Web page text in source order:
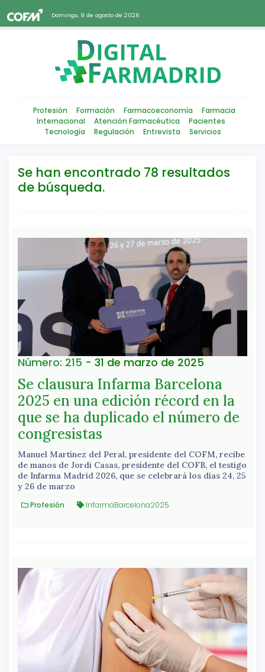
Domingo, 9 de agosto de 2026
Profesión Formación Farmacoeconomía
Farmacia
Internacional
Atención Farmacéutica
Pacientes
Tecnología
Regulación Entrevista Servicios
Se han encontrado 78 resultados
de búsqueda.
Número: 215 - 31 de marzo de 2025
Se clausura Infarma Barcelona
2025 en una edición récord en la
que se ha duplicado el número de
congresistas
Manuel Martínez del Peral, presidente del COFM, recibe
de manos de Jordi Casas, presidente del COFB, el testigo
de Infarma Madrid 2026, que se celebrará los días 24, 25
y 26 de marzo
Profesión InfarmaBarcelona2025